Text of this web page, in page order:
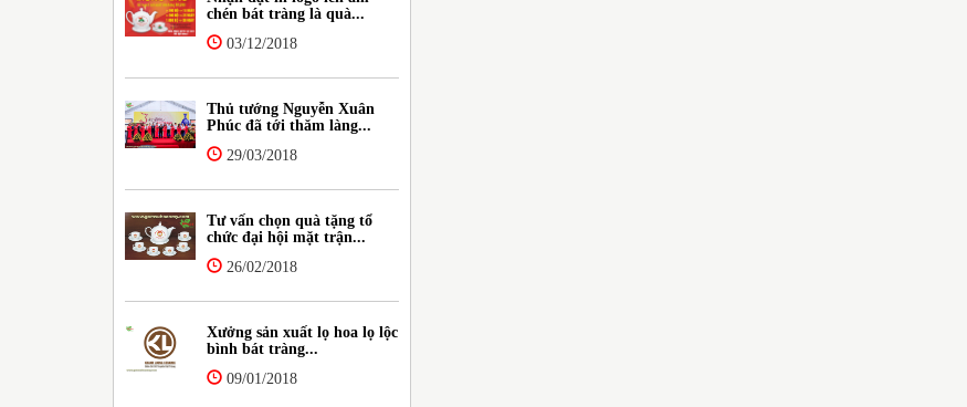
chén bát tràng là quà...
03/12/2018
Thủ tướng Nguyễn Xuân
Phúc đã tới thăm làng...
29/03/2018
Tư vấn chọn quà tặng tổ
chức đại hội mặt trận...
26/02/2018
Xưởng sản xuất lọ hoa lọ lộc
bình bát tràng...
09/01/2018